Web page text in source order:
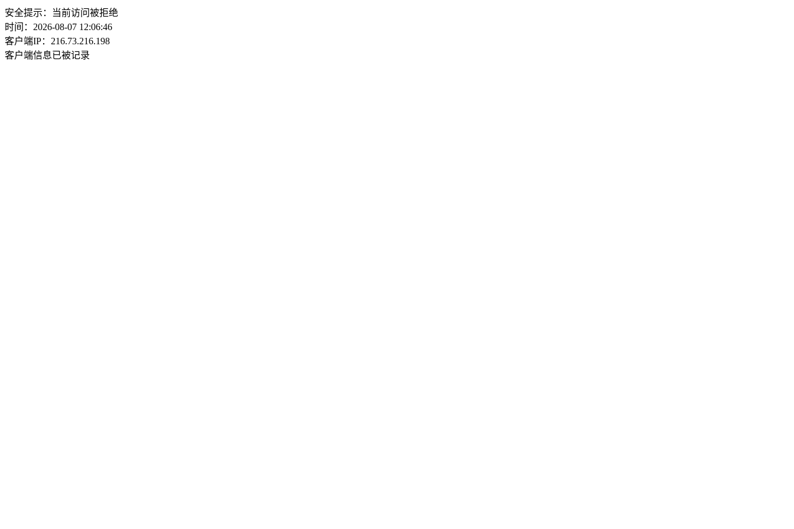
安全提示：当前访问被拒绝
时间：2026-08-07 12:06:46
客户端IP：216.73.216.198
客户端信息已被记录